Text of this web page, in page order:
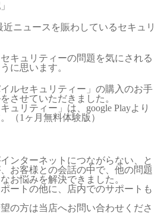
ニュースを賑わしているセキュリ
キュリティーの問題を気にされる
に思います。
ルセキュリティー」の購入のお手
させていただきました。
ュリティー」は、google Playより
（1ヶ月無料体験版）
ンターネットにつながらない、と
お客様との会話の中で、他の問題
お悩みを解決できました。
ートの他に、店内でのサポートも
の方は当店へお問い合わせくださ